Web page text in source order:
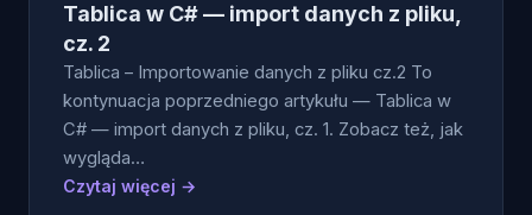
Tablica w C# — import danych z pliku,
cz. 2
Tablica – Importowanie danych z pliku cz.2 To
kontynuacja poprzedniego artykułu — Tablica w
C# — import danych z pliku, cz. 1. Zobacz też, jak
wygląda…
Czytaj więcej →